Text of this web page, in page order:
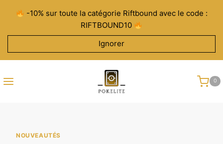
contenu
-10% sur toute la catégorie Riftbound avec le code :
RIFTBOUND10
Ignorer
0
NOUVEAUTÉS